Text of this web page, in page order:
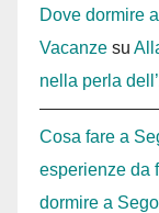
Dove dormire
Vacanze su
nella perla
Cosa fare a
esperienze da
dormire a